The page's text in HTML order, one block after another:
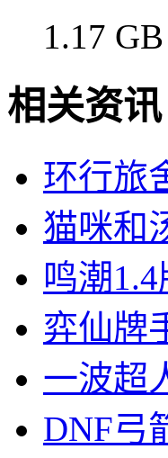
1.17 GB
相关资讯
环行旅
猫咪和
鸣潮
弈仙牌
一波超
DNF弓